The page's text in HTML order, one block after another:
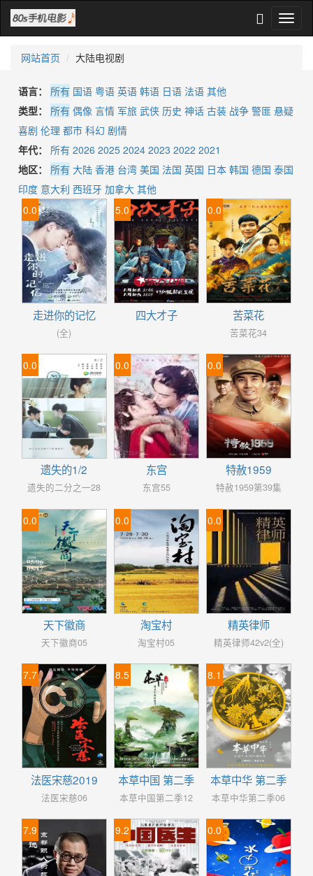
网站首页 大陆电视剧
语言： 所有 国语 粤语 英语 韩语 日语 法语 其他
类型：
所有 偶像 言情 军旅 武侠 历史 神话 古装 战争 警匪 悬疑
喜剧 伦理 都市 科幻 剧情
年代：
所有 2026 2025 2024 2023 2022 2021
地区：
所有 大陆 香港 台湾 美国 法国 英国 日本 韩国 德国 泰国
印度 意大利 西班牙 加拿大 其他
0.0
走进你的记忆
(全)
5.0
四大才子
0.0
苦菜花
苦菜花34
0.0
遗失的1/2
遗失的二分之一28
0.0
东宫
东宫55
0.0
特赦1959
特赦1959第39集
0.0
天下徽商
天下徽商05
0.0
淘宝村
淘宝村05
0.0
精英律师
精英律师42v2(全)
7.7
法医宋慈2019
法医宋慈06
8.5
本草中国 第二季
本草中国第二季12
8.1
本草中华 第二季
本草中华第二季06
7.9 9.2 0.0